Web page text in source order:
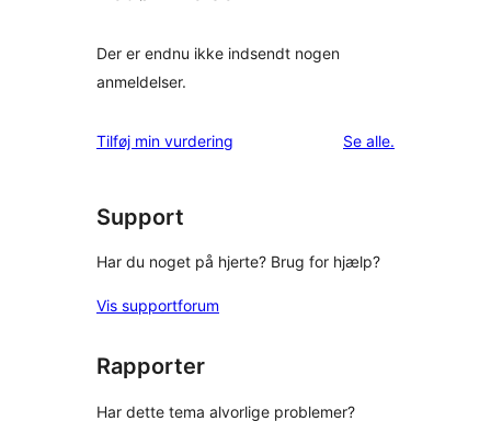
Der er endnu ikke indsendt nogen
anmeldelser.
Tilføj min vurdering Se alleanmeldelser
.
Support
Har du noget på hjerte? Brug for hjælp?
Vis supportforum
Rapporter
Har dette tema alvorlige problemer?